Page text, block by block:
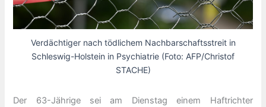
Verdächtiger nach tödlichem Nachbarschaftsstreit in
Schleswig-Holstein in Psychiatrie (Foto: AFP/Christof
STACHE)
Der 63-Jährige sei am Dienstag einem Haftrichter